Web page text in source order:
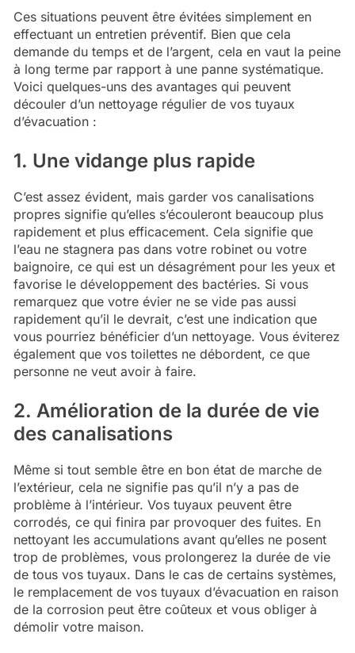
Ces situations peuvent être évitées simplement en
effectuant un entretien préventif. Bien que cela
demande du temps et de l’argent, cela en vaut la peine
à long terme par rapport à une panne systématique.
Voici quelques-uns des avantages qui peuvent
découler d’un nettoyage régulier de vos tuyaux
d’évacuation :
1. Une vidange plus rapide
C’est assez évident, mais garder vos canalisations
propres signifie qu’elles s’écouleront beaucoup plus
rapidement et plus efficacement. Cela signifie que
l’eau ne stagnera pas dans votre robinet ou votre
baignoire, ce qui est un désagrément pour les yeux et
favorise le développement des bactéries. Si vous
remarquez que votre évier ne se vide pas aussi
rapidement qu’il le devrait, c’est une indication que
vous pourriez bénéficier d’un nettoyage. Vous éviterez
également que vos toilettes ne débordent, ce que
personne ne veut avoir à faire.
2. Amélioration de la durée de vie
des canalisations
Même si tout semble être en bon état de marche de
l’extérieur, cela ne signifie pas qu’il n’y a pas de
problème à l’intérieur. Vos tuyaux peuvent être
corrodés, ce qui finira par provoquer des fuites. En
nettoyant les accumulations avant qu’elles ne posent
trop de problèmes, vous prolongerez la durée de vie
de tous vos tuyaux. Dans le cas de certains systèmes,
le remplacement de vos tuyaux d’évacuation en raison
de la corrosion peut être coûteux et vous obliger à
démolir votre maison.